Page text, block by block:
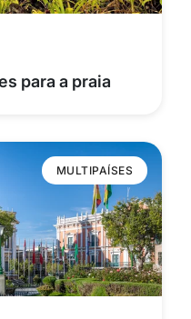
para a praia
MULTIPAÍSES